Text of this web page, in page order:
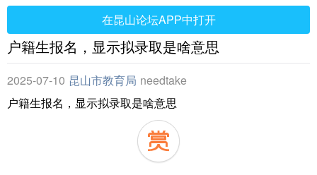
在昆山论坛APP中打开
户籍生报名，显示拟录取是啥意思
2025-07-10 昆山市教育局 needtake
户籍生报名，显示拟录取是啥意思